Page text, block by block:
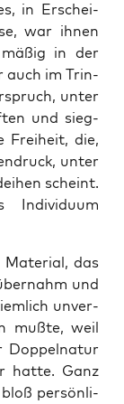
in Erschei­
war ihnen
in der
auch im Trin­
unter
und sieg­
Frei­heit, die,
unter
scheint.
Indi­vi­du­um
Mate­ri­al, das
und
unver­
muß­te, weil
Dop­pel­na­tur
hat­te. Ganz
per­sön­li­